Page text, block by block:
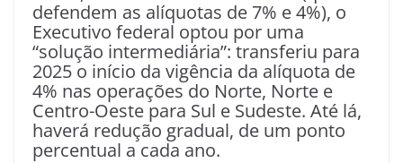
defendem as alíquotas de 7% e 4%), o
Executivo federal optou por uma
“solução intermediária”: transferiu para
2025 o início da vigência da alíquota de
4% nas operações do Norte, Norte e
Centro-Oeste para Sul e Sudeste. Até lá,
haverá redução gradual, de um ponto
percentual a cada ano.